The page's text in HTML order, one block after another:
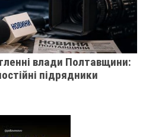
влади Полтавщини:
підрядники